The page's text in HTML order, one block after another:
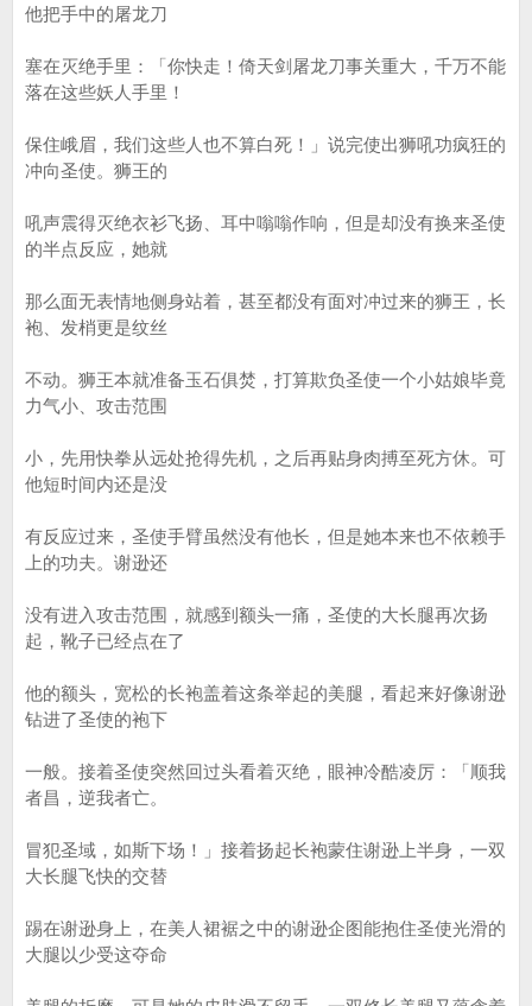
他把手中的屠龙刀
塞在灭绝手里：「你快走！倚天剑屠龙刀事关重大，千万不能
落在这些妖人手里！
保住峨眉，我们这些人也不算白死！」说完使出狮吼功疯狂的
冲向圣使。狮王的
吼声震得灭绝衣衫飞扬、耳中嗡嗡作响，但是却没有换来圣使
的半点反应，她就
那么面无表情地侧身站着，甚至都没有面对冲过来的狮王，长
袍、发梢更是纹丝
不动。狮王本就准备玉石俱焚，打算欺负圣使一个小姑娘毕竟
力气小、攻击范围
小，先用快拳从远处抢得先机，之后再贴身肉搏至死方休。可
他短时间内还是没
有反应过来，圣使手臂虽然没有他长，但是她本来也不依赖手
上的功夫。谢逊还
没有进入攻击范围，就感到额头一痛，圣使的大长腿再次扬
起，靴子已经点在了
他的额头，宽松的长袍盖着这条举起的美腿，看起来好像谢逊
钻进了圣使的袍下
一般。接着圣使突然回过头看着灭绝，眼神冷酷凌厉：「顺我
者昌，逆我者亡。
冒犯圣域，如斯下场！」接着扬起长袍蒙住谢逊上半身，一双
大长腿飞快的交替
踢在谢逊身上，在美人裙裾之中的谢逊企图能抱住圣使光滑的
大腿以少受这夺命